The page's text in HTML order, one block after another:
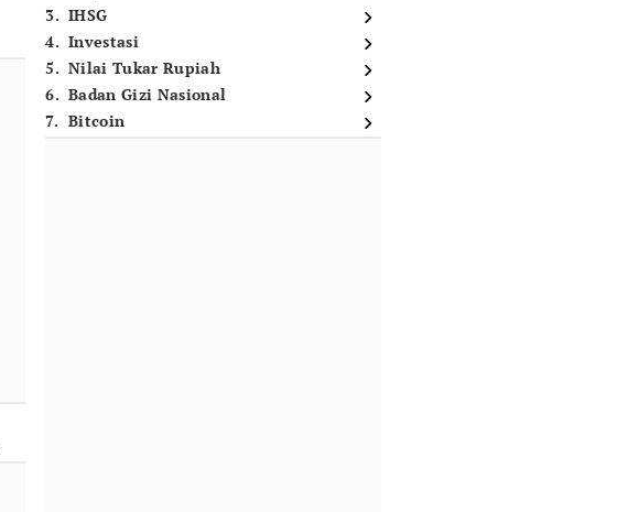
3. IHSG
4. Investasi
5. Nilai Tukar Rupiah
6. Badan Gizi Nasional
7. Bitcoin